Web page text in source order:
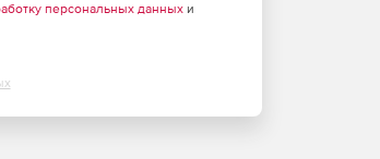
персональных данныхи